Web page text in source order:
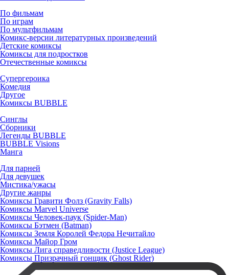
По фильмам
По играм
По мультфильмам
Комикс-версии литературных произведений
Детские комиксы
Комиксы для подростков
Отечественные комиксы
Супергероика
Комедия
Другое
Комиксы BUBBLE
Синглы
Сборники
Легенды BUBBLE
BUBBLE Visions
Манга
Для парней
Для девушек
Мистика/ужасы
Другие жанры
Комиксы Гравити Фолз (Gravity Falls)
Комиксы Marvel Universe
Комиксы Человек-паук (Spider-Man)
Комиксы Бэтмен (Batman)
Комиксы Земля Королей Федора Нечитайло
Комиксы Майор Гром
Комиксы Лига справедливости (Justice League)
Комиксы Призрачный гонщик (Ghost Rider)